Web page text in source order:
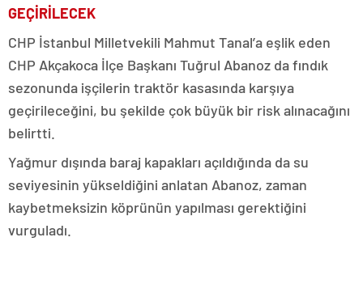
GEÇİRİLECEK
CHP İstanbul Milletvekili Mahmut Tanal’a eşlik eden
CHP Akçakoca İlçe Başkanı Tuğrul Abanoz da fındık
sezonunda işçilerin traktör kasasında karşıya
geçirileceğini, bu şekilde çok büyük bir risk alınacağını
belirtti.
Yağmur dışında baraj kapakları açıldığında da su
seviyesinin yükseldiğini anlatan Abanoz, zaman
kaybetmeksizin köprünün yapılması gerektiğini
vurguladı.